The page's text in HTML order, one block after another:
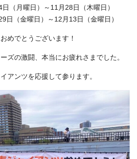
日（月曜日）～11月28日（木曜日）
日（金曜日）～12月13日（金曜日）
めでとうございます！
ズの激闘、本当にお疲れさまでした。
アンツを応援して参ります。